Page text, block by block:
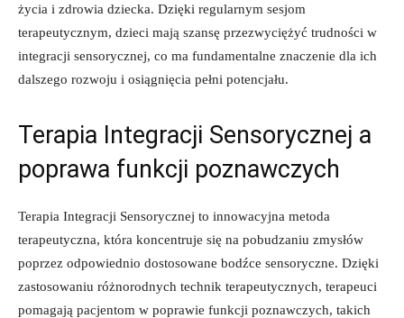
życia‍ i zdrowia dziecka. Dzięki​ regularnym sesjom
terapeutycznym, dzieci‍ mają szansę przezwyciężyć trudności w
integracji sensorycznej, co ma fundamentalne⁢ znaczenie dla ich⁣
dalszego rozwoju i osiągnięcia pełni potencjału.
Terapia Integracji Sensorycznej a
poprawa funkcji⁤ poznawczych
Terapia Integracji Sensorycznej to innowacyjna metoda
terapeutyczna, która koncentruje się na pobudzaniu zmysłów
poprzez ⁤odpowiednio dostosowane bodźce sensoryczne. Dzięki
zastosowaniu różnorodnych ‌technik terapeutycznych,⁣ terapeuci
pomagają pacjentom w poprawie funkcji poznawczych, takich